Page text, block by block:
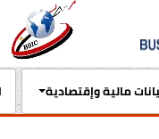
مالية وإقتصادية